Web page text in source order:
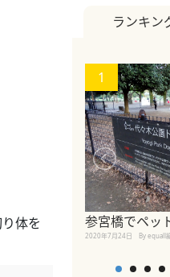
体を
ランキン
1
参宮橋でペッ
2020年7月24日 By equall